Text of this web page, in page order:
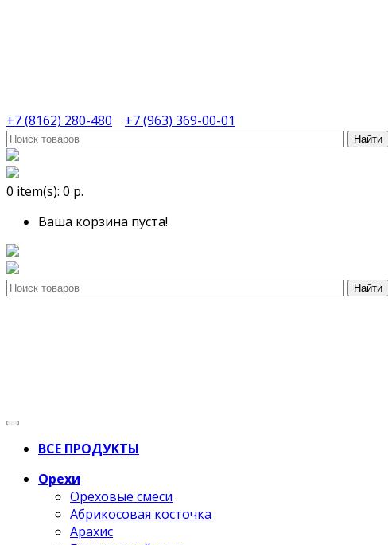
+7 (8162) 280-480
+7 (963) 369-00-01
Найти
0 item(s): 0 р.
Ваша корзина пуста!
Найти
ВСЕ ПРОДУКТЫ
Орехи
Ореховые смеси
Абрикосовая косточка
Арахис